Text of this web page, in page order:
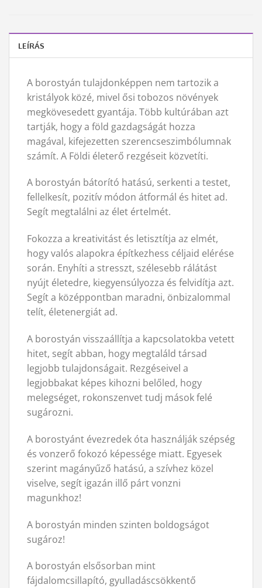
LEÍRÁS
A borostyán tulajdonképpen nem tartozik a
kristályok közé, mivel ősi tobozos növények
megkövesedett gyantája. Több kultúrában azt
tartják, hogy a föld gazdagságát hozza
magával, kifejezetten szerencseszimbólumnak
számít. A Földi életerő rezgéseit közvetíti.
A borostyán bátorító hatású, serkenti a testet,
fellelkesít, pozitív módon átformál és hitet ad.
Segít megtalálni az élet értelmét.
Fokozza a kreativitást és letisztítja az elmét,
hogy valós alapokra építkezhess céljaid elérése
során. Enyhíti a stresszt, szélesebb rálátást
nyújt életedre, kiegyensúlyozza és felvidítja azt.
Segít a középpontban maradni, önbizalommal
telít, életenergiát ad.
A borostyán visszaállítja a kapcsolatokba vetett
hitet, segít abban, hogy megtaláld társad
legjobb tulajdonságait. Rezgéseivel a
legjobbakat képes kihozni belőled, hogy
melegséget, rokonszenvet tudj mások felé
sugározni.
A borostyánt évezredek óta használják szépség
és vonzerő fokozó képessége miatt. Egyesek
szerint magányűző hatású, a szívhez közel
viselve, segít igazán illő párt vonzni
magunkhoz!
A borostyán minden szinten boldogságot
sugároz!
A borostyán elsősorban mint
fájdalomcsillapító, gyulladáscsökkentő